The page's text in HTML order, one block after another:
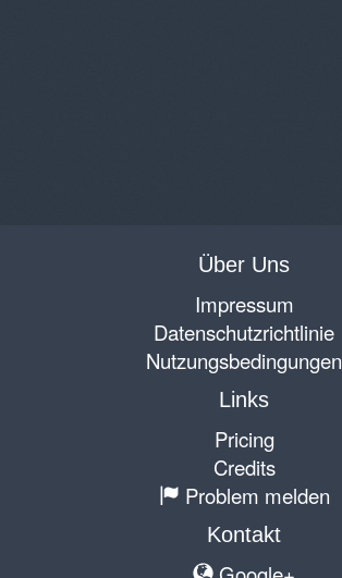
Über Uns
Impressum
Datenschutzrichtlinie
Nutzungsbedingungen
Links
Pricing
Credits
Problem melden
Kontakt